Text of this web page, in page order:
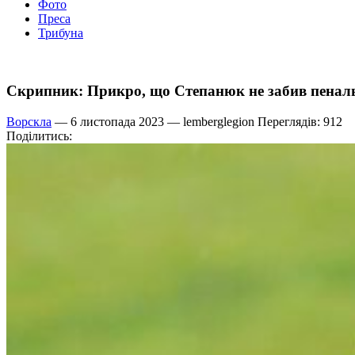
Фото
Преса
Трибуна
Скрипник: Прикро, що Степанюк не забив
Ворскла — 6 листопада 2023 — lemberglegion Переглядів: 912
Поділитись: